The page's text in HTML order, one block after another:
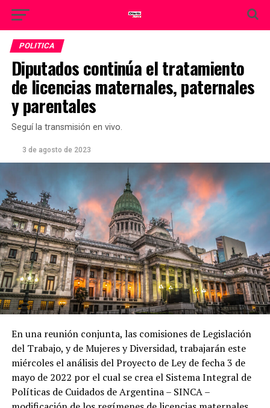
POLITICA
Diputados continúa el tratamiento
de licencias maternales, paternales
y parentales
Seguí la transmisión en vivo.
3 de agosto de 2023
En una reunión conjunta, las comisiones de Legislación
del Trabajo, y de Mujeres y Diversidad, trabajarán este
miércoles el análisis del Proyecto de Ley de fecha 3 de
mayo de 2022 por el cual se crea el Sistema Integral de
Políticas de Cuidados de Argentina – SINCA –